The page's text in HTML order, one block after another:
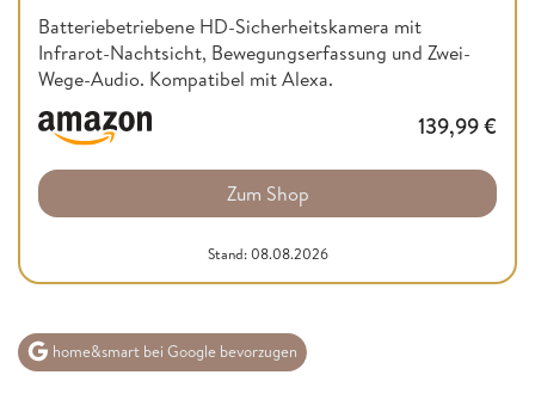
Batteriebetriebene HD-Sicherheitskamera mit
Infrarot-Nachtsicht, Bewegungserfassung und Zwei-
Wege-Audio. Kompatibel mit Alexa.
139,99€
Zum Shop
Stand: 08.08.2026
home&smart bei Google bevorzugen